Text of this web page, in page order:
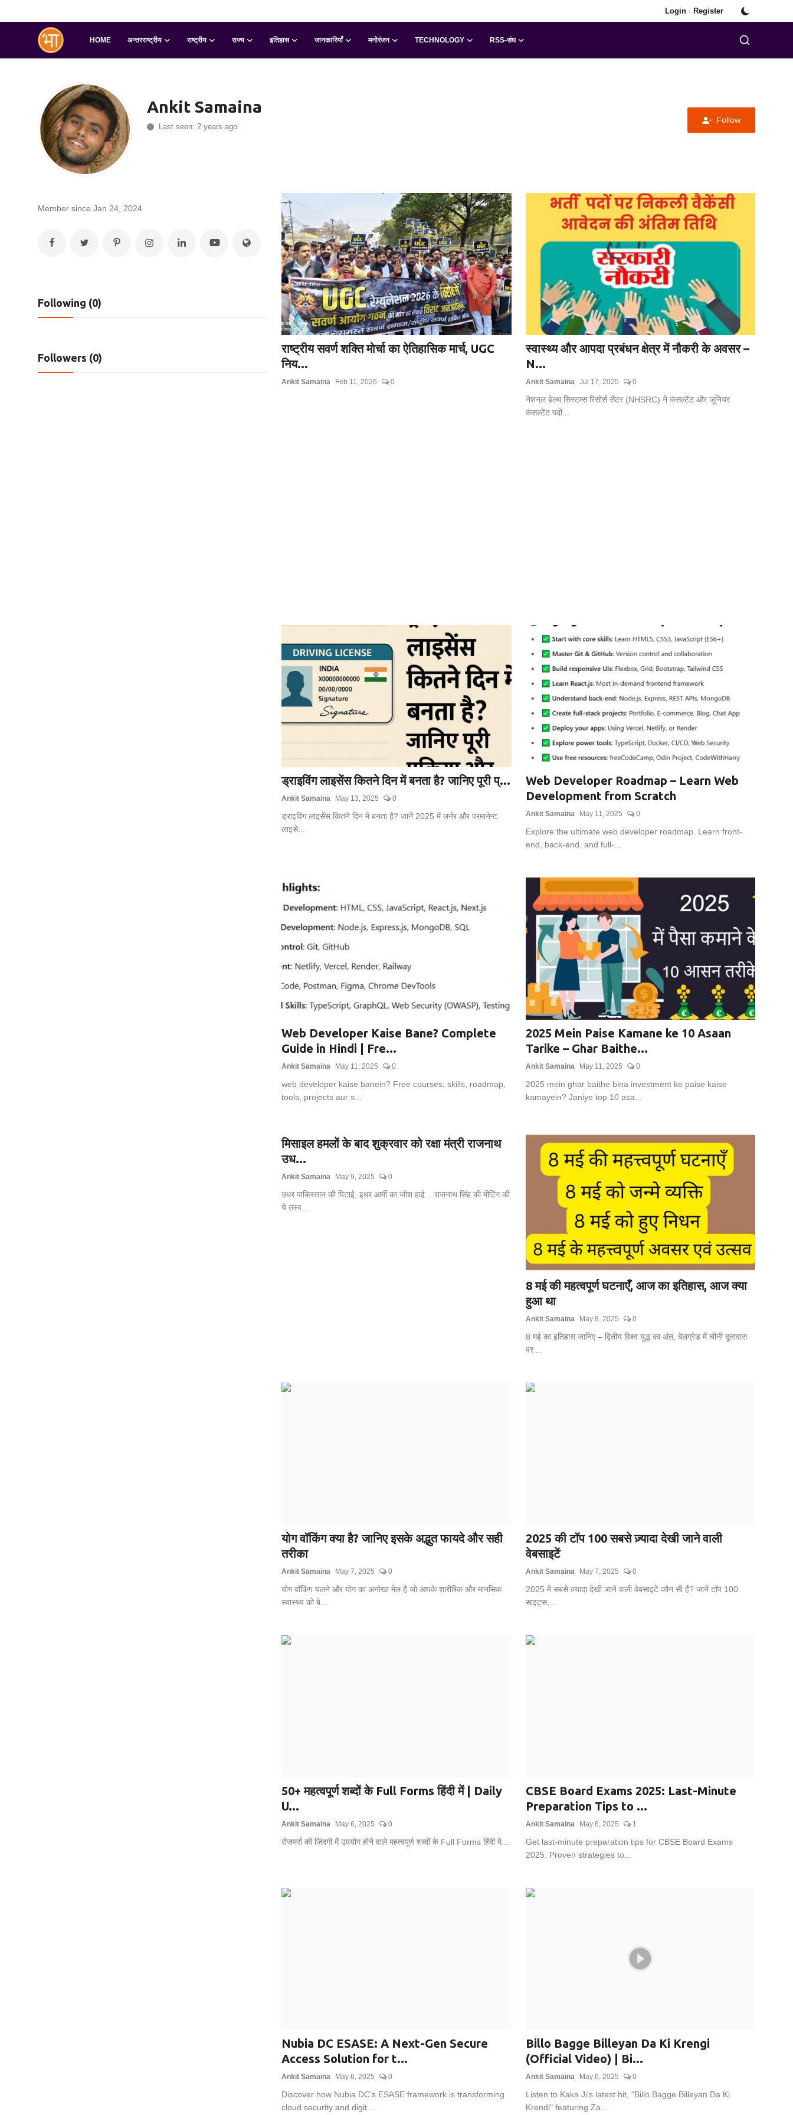
Login / Register
HOME अन्तरराष्ट्रीय राष्ट्रीय राज्य इतिहास जानकारियाँ मनोरंजन TECHNOLOGY RSS-संघ
अन्तरराष्ट्रीय
RSS-संघ
Ankit Samaina
Last seen: 2 years ago
Follow
Member since Jan 24, 2024
Following (0)
Followers (0)
राष्ट्रीय सवर्ण शक्ति मोर्चा का ऐतिहासिक मार्च, UGC
निय...
Ankit Samaina Feb 11, 2026 0
स्वास्थ्य और आपदा प्रबंधन क्षेत्र में नौकरी के अवसर –
N...
Ankit Samaina Jul 17, 2025 0
नेशनल हेल्थ सिस्टम्स रिसोर्स सेंटर (NHSRC) ने कंसल्टेंट और जूनियर
कंसल्टेंट पदों...
ड्राइविंग लाइसेंस कितने दिन में बनता है? जानिए पूरी प्...
Ankit Samaina May 13, 2025 0
ड्राइविंग लाइसेंस कितने दिन में बनता है? जानें 2025 में लर्नर और परमानेन्ट
लाइसे...
Web Developer Roadmap – Learn Web
Development from Scratch
Ankit Samaina May 11, 2025 0
Explore the ultimate web developer roadmap. Learn front-
end, back-end, and full-...
Web Developer Kaise Bane? Complete
Guide in Hindi | Fre...
Ankit Samaina May 11, 2025 0
web developer kaise banein? Free courses, skills, roadmap,
tools, projects aur s...
2025 Mein Paise Kamane ke 10 Asaan
Tarike – Ghar Baithe...
Ankit Samaina May 11, 2025 0
2025 mein ghar baithe bina investment ke paise kaise
kamayein? Janiye top 10 asa...
मिसाइल हमलों के बाद शुक्रवार को रक्षा मंत्री राजनाथ
उध...
Ankit Samaina May 9, 2025 0
उधर पाकिस्तान की पिटाई, इधर आर्मी का जोश हाई... राजनाथ सिंह की मीटिंग की
ये तस्व...
8 मई की महत्वपूर्ण घटनाएँ, आज का इतिहास, आज क्या
हुआ था
Ankit Samaina May 8, 2025 0
8 मई का इतिहास जानिए – द्वितीय विश्व युद्ध का अंत, बेलग्रेड में चीनी दूतावास
पर ...
योग वॉकिंग क्या है? जानिए इसके अद्भुत फायदे और सही
तरीका
Ankit Samaina May 7, 2025 0
योग वॉकिंग चलने और योग का अनोखा मेल है जो आपके शारीरिक और मानसिक
स्वास्थ्य को बे...
2025 की टॉप 100 सबसे ज़्यादा देखी जाने वाली
वेबसाइटें
Ankit Samaina May 7, 2025 0
2025 में सबसे ज़्यादा देखी जाने वाली वेबसाइटें कौन सी हैं? जानें टॉप 100
साइट्स,...
50+ महत्वपूर्ण शब्दों के Full Forms हिंदी में | Daily
U...
Ankit Samaina May 6, 2025 0
रोजमर्रा की ज़िंदगी में उपयोग होने वाले महत्वपूर्ण शब्दों के Full Forms हिंदी मे...
CBSE Board Exams 2025: Last-Minute
Preparation Tips to ...
Ankit Samaina May 6, 2025 1
Get last-minute preparation tips for CBSE Board Exams
2025. Proven strategies to...
Nubia DC ESASE: A Next-Gen Secure
Access Solution for t...
Ankit Samaina May 6, 2025 0
Discover how Nubia DC's ESASE framework is transforming
cloud security and digit...
Billo Bagge Billeyan Da Ki Krengi
(Official Video) | Bi...
Ankit Samaina May 6, 2025 0
Listen to Kaka Ji's latest hit, "Billo Bagge Billeyan Da Ki
Krendi" featuring Za...